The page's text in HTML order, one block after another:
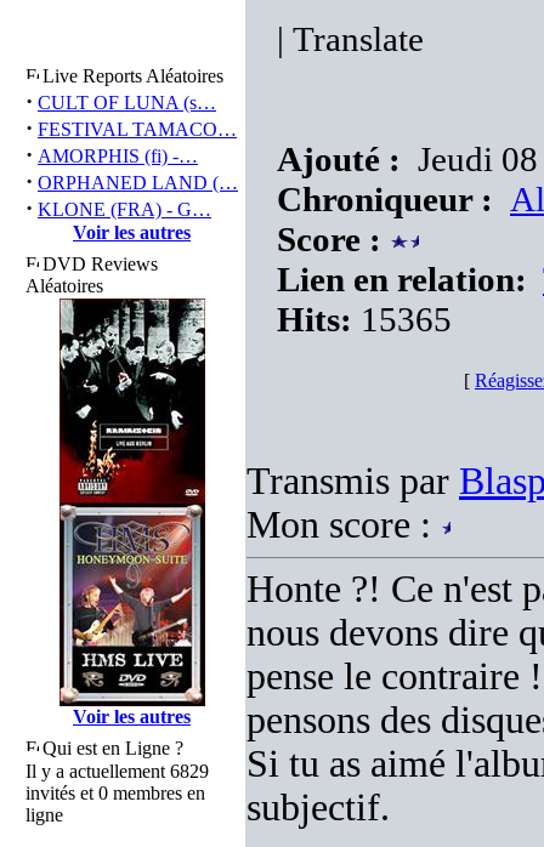
Live Reports Aléatoires
· CULT OF LUNA (s…
· FESTIVAL TAMACO…
· AMORPHIS (fi) -…
· ORPHANED LAND (…
· KLONE (FRA) - G…
Voir les autres
DVD Reviews
Aléatoires
Voir les autres
Qui est en Ligne ?
Il y a actuellement 6829
invités et 0 membres en
ligne
| Translate
Ajouté : Jeudi
Chroniqueur :
Score :
Lien en relation:
Hits: 15365
[
Transmis par
Mon score :
Honte ?! Ce n'est
nous devons dire
pense le contraire
pensons des
Si tu as aimé
subjectif.